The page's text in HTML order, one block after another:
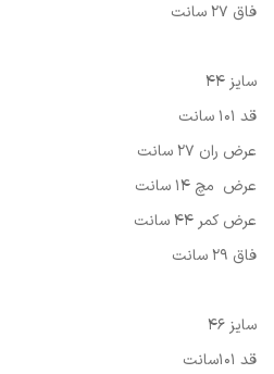
فاق 27 سانت
سایز 44
قد 101 سانت
عرض ران 27 سانت
عرض مچ 14 سانت
عرض کمر 44 سانت
فاق 29 سانت
سایز 46
قد 101سانت